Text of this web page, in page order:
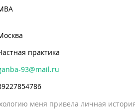
практика
93@mail.ru
меня привела личная